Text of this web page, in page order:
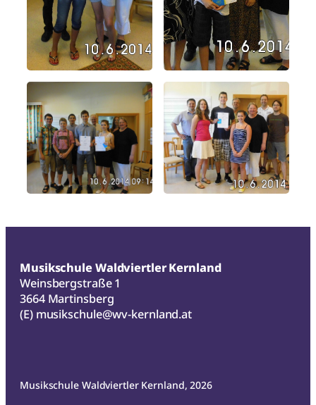
Musikschule Waldviertler Kernland
Weinsbergstraße 1
3664 Martinsberg
(E) musikschule@wv-kernland.at
Musikschule Waldviertler Kernland, 2026